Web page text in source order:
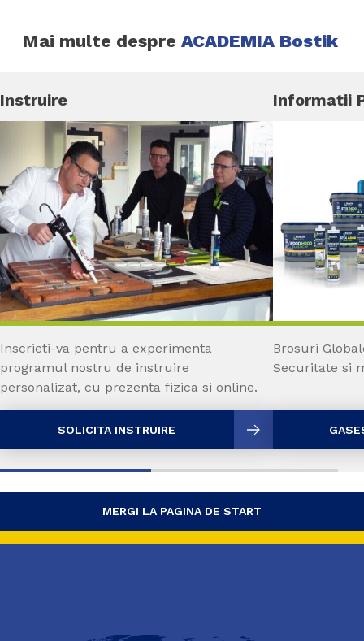
Mai multe despre ACADEMIA Bostik
Instruire
Inscrieti-va pentru a experimenta
programul nostru de instruire
personalizat, cu prezenta fizica si online.
SOLICITA INSTRUIRE
Informatii
Brosuri
Securitate si
MERGI LA PAGINA DE START